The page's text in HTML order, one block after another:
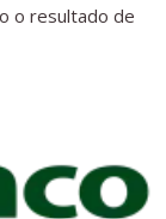
o resultado de